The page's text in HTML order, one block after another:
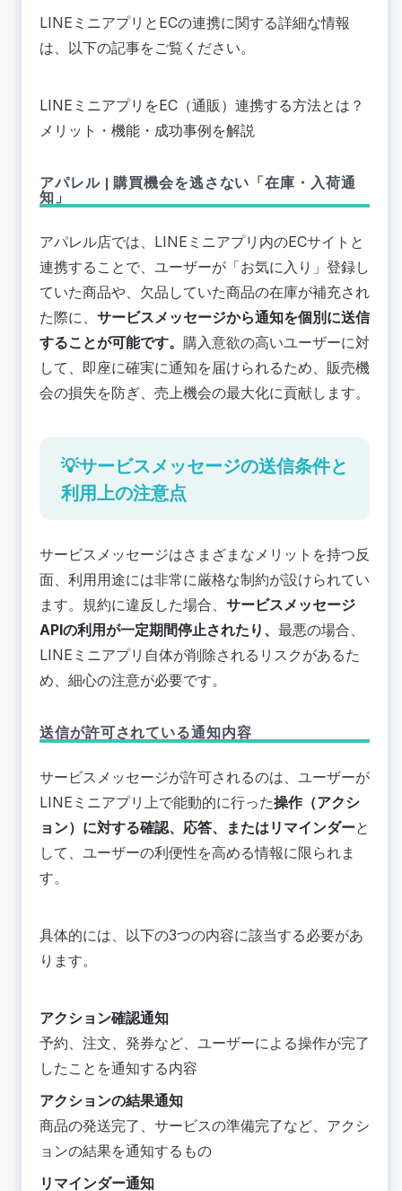
LINEミニアプリとECの連携に関する詳細な情報
は、以下の記事をご覧ください。
LINEミニアプリをEC（通販）連携する方法とは？
メリット・機能・成功事例を解説
アパレル | 購買機会を逃さない「在庫・入荷通
知」
アパレル店では、LINEミニアプリ内のECサイトと
連携することで、ユーザーが「お気に入り」登録し
ていた商品や、欠品していた商品の在庫が補充され
た際に、 サービスメッセージから通知を個別に送信
することが可能です。 購入意欲の高いユーザーに対
して、即座に確実に通知を届けられるため、販売機
会の損失を防ぎ、売上機会の最大化に貢献します。
💡サービスメッセージの送信条件と
利用上の注意点
サービスメッセージはさまざまなメリットを持つ反
面、利用用途には非常に厳格な制約が設けられてい
ます。規約に違反した場合、 サービスメッセージ
APIの利用が一定期間停止されたり、 最悪の場合、
LINEミニアプリ自体が削除されるリスクがあるた
め、細心の注意が必要です。
送信が許可されている通知内容
サービスメッセージが許可されるのは、ユーザーが
LINEミニアプリ上で能動的に行った操作（アクシ
ョン）に対する確認、応答、またはリマインダーと
して、ユーザーの利便性を高める情報に限られま
す。
具体的には、以下の3つの内容に該当する必要があ
ります。
アクション確認通知
予約、注文、発券など、ユーザーによる操作が完了
したことを通知する内容
アクションの結果通知
商品の発送完了、サービスの準備完了など、アクシ
ョンの結果を通知するもの
リマインダー通知